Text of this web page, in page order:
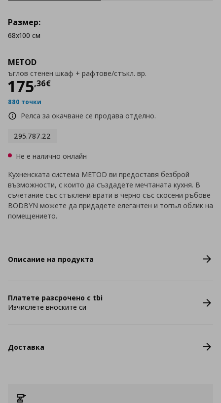
METOD
ъглов стенен шкаф + рафтове/стъкл. вр.
175,36€
Цена
880 точки
Релса за окачване се продава отделно.
295.787.22
Размер:
68x100 см
Не е налично онлайн
Кухненската система METOD ви предоставя безброй
възможности, с които да създадете мечтаната кухня. В
съчетание със стъклени врати в черно със скосени ръбове
BODBYN можете да придадете елегантен и топъл облик на
помещението.
Описание на продукта
Платете разсрочено с tbi
Изчислете вноските си
Доставка